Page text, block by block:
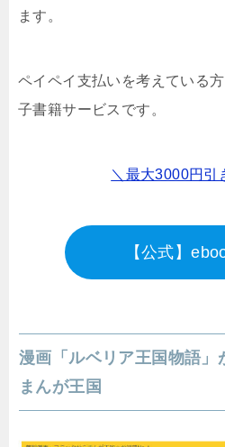
ます。
ペイペイ支払いを考えている
子書籍サービスです。
＼最大3000円引
【公式】
漫画「ルベリア王国物語
まんが王国